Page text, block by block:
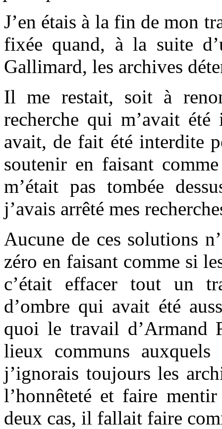
J’en étais à la fin de mon
fixée quand, à la suite
Gallimard, les archives
Il me restait, soit à
recherche qui m’avait
avait, de fait été interdite
soutenir en faisant
m’était pas tombée
j’avais arrêté mes
Aucune de ces solutions
zéro en faisant comme si
c’était effacer tout un
d’ombre qui avait été
quoi le travail d’Armand
lieux communs
j’ignorais toujours les
l’honnêteté et faire
deux cas, il fallait faire